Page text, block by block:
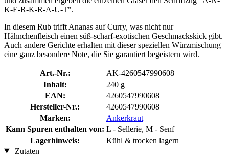
K-E-R-K-R-A-U-T".
In diesem Rub trifft Ananas auf Curry, was nicht nur
Hähnchenfleisch einen süß-scharf-exotischen Geschmackskick gibt.
Auch andere Gerichte erhalten mit dieser speziellen Würzmischung
eine ganz besondere Note, die Sie garantiert begeistern wird.
Art.-Nr.:
AK-4260547990608
Inhalt:
240 g
EAN:
4260547990608
Hersteller-Nr.:
4260547990608
Marken:
Ankerkraut
Kann Spuren enthalten von: L - Sellerie, M - Senf
Lagerhinweis:
Kühl & trocken lagern
Zutaten